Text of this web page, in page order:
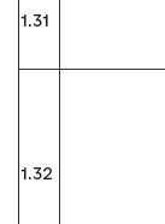
1.31
1.32